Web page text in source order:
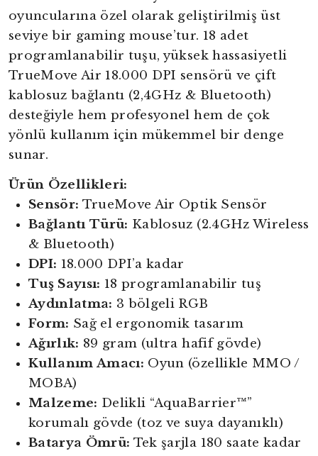
oyuncularına özel olarak geliştirilmiş üst
seviye bir gaming mouse’tur. 18 adet
programlanabilir tuşu, yüksek hassasiyetli
TrueMove Air 18.000 DPI sensörü ve çift
kablosuz bağlantı (2,4GHz & Bluetooth)
desteğiyle hem profesyonel hem de çok
yönlü kullanım için mükemmel bir denge
sunar.
Ürün Özellikleri:
Sensör: TrueMove Air Optik Sensör
Bağlantı Türü: Kablosuz (2.4GHz Wireless
& Bluetooth)
DPI: 18.000 DPI’a kadar
Tuş Sayısı: 18 programlanabilir tuş
Aydınlatma: 3 bölgeli RGB
Form: Sağ el ergonomik tasarım
Ağırlık: 89 gram (ultra hafif gövde)
Kullanım Amacı: Oyun (özellikle MMO /
MOBA)
Malzeme: Delikli “AquaBarrier™”
korumalı gövde (toz ve suya dayanıklı)
Batarya Ömrü: Tek şarjla 180 saate kadar